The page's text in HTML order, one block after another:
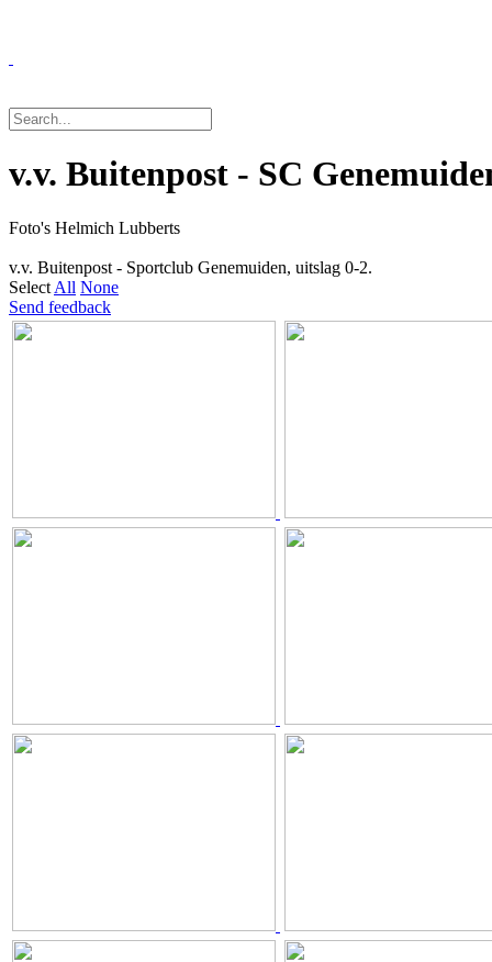
v.v. Buitenpost - SC
Foto's Helmich Lubberts
v.v. Buitenpost - Sportclub Genemuiden, uitslag 0-2.
Select All None
Send feedback